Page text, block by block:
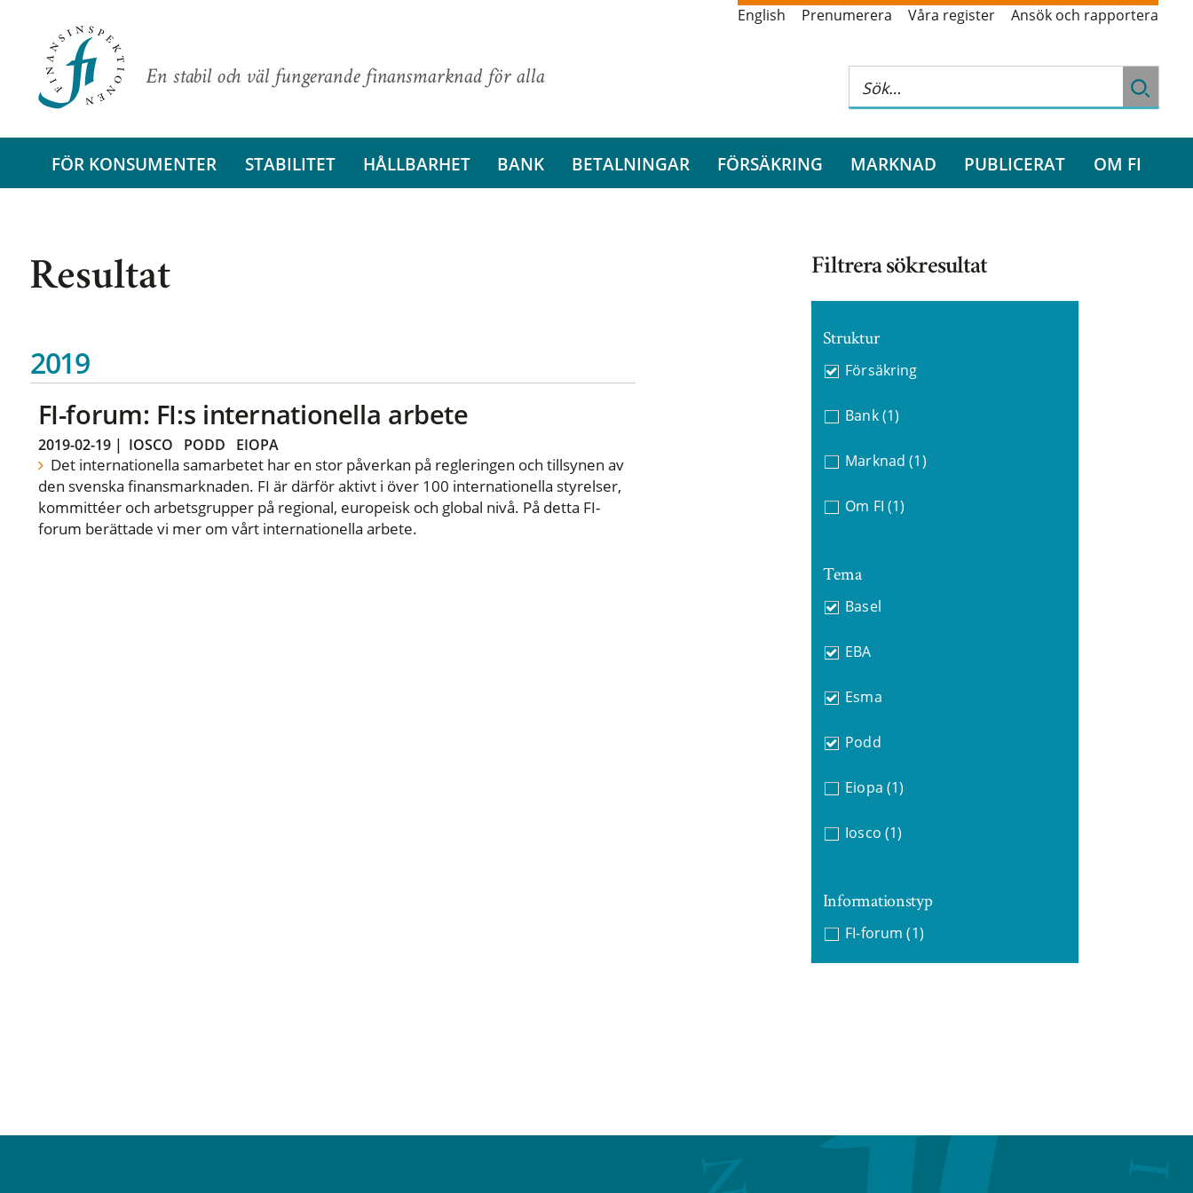
En stabil och väl fungerande finansmarknad för alla
English Prenumerera Våra register Ansök och rapportera
FÖR KONSUMENTER STABILITET HÅLLBARHET BANK BETALNINGAR FÖRSÄKRING MARKNAD PUBLICERAT OM FI
Resultat
2019
FI-forum: FI:s internationella arbete
2019-02-19| IOSCO PODD EIOPA
Det internationella samarbetet har en stor påverkan på regleringen och tillsynen av
den svenska finansmarknaden. FI är därför aktivt i över 100 internationella styrelser,
kommittéer och arbetsgrupper på regional, europeisk och global nivå. På detta FI-
forum berättade vi mer om vårt internationella arbete.
Filtrera sökresultat
Struktur
Försäkring
Bank (1)
Marknad (1)
Om FI (1)
Tema
Basel
EBA
Esma
Podd
Eiopa (1)
Iosco (1)
Informationstyp
FI-forum (1)